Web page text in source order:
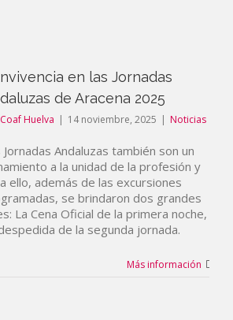
en las Jornadas
de Aracena 2025
Coaf Huelva | 14 noviembre, 2025 | Noticias
Jornadas Andaluzas también son un
a la unidad de la profesión y
ello, además de las excursiones
se brindaron dos grandes
La Cena Oficial de la primera noche,
de la segunda jornada.
Más información